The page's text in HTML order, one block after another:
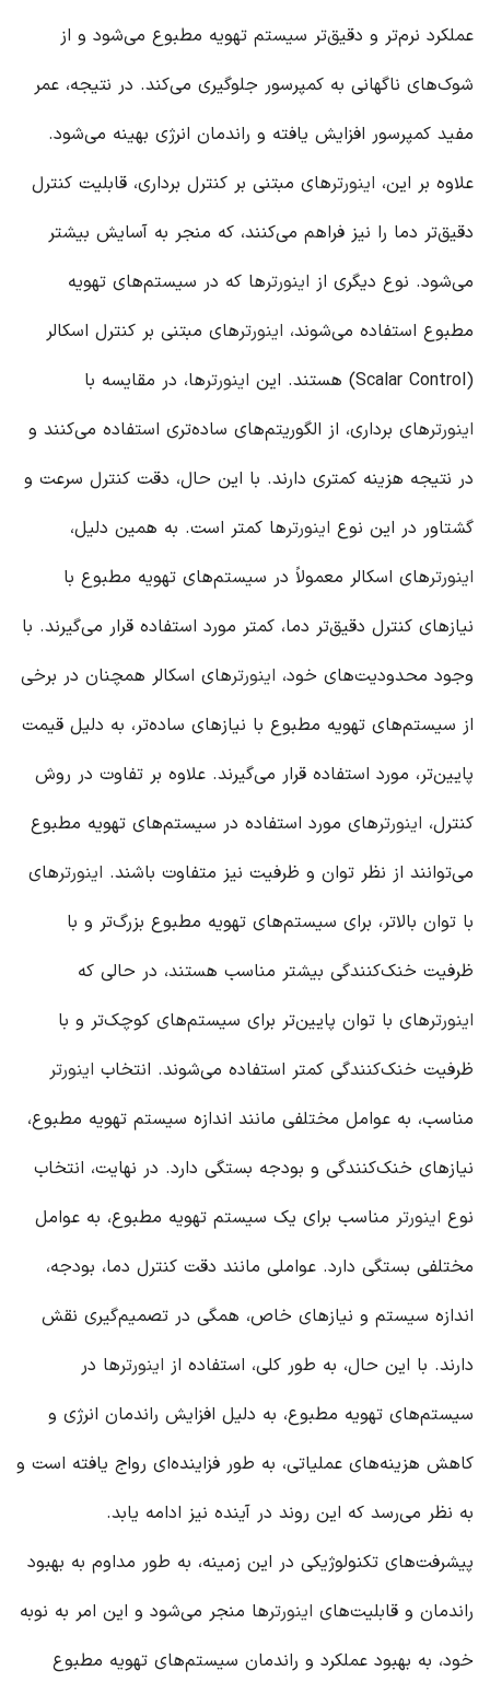
عملکرد نرم‌تر و دقیق‌تر سیستم تهویه مطبوع می‌شود و از
شوک‌های ناگهانی به کمپرسور جلوگیری می‌کند. در نتیجه، عمر
مفید کمپرسور افزایش یافته و راندمان انرژی بهینه می‌شود.
علاوه بر این، اینورترهای مبتنی بر کنترل برداری، قابلیت کنترل
دقیق‌تر دما را نیز فراهم می‌کنند، که منجر به آسایش بیشتر
می‌شود. نوع دیگری از اینورترها که در سیستم‌های تهویه
مطبوع استفاده می‌شوند، اینورترهای مبتنی بر کنترل اسکالر
(Scalar Control) هستند. این
اینورترها، در مقایسه با
اینورترهای برداری، از الگوریتم‌های ساده‌تری استفاده می‌کنند و
در نتیجه هزینه کمتری دارند. با این حال، دقت کنترل سرعت و
گشتاور در این نوع اینورترها کمتر است. به همین دلیل،
اینورترهای اسکالر معمولاً در سیستم‌های تهویه مطبوع با
نیازهای کنترل دقیق‌تر دما، کمتر مورد استفاده قرار می‌گیرند. با
وجود محدودیت‌های خود، اینورترهای اسکالر همچنان در برخی
از سیستم‌های تهویه مطبوع با نیازهای ساده‌تر، به دلیل قیمت
پایین‌تر، مورد استفاده قرار می‌گیرند. علاوه بر تفاوت در روش
کنترل، اینورترهای مورد استفاده در سیستم‌های تهویه مطبوع
می‌توانند از نظر توان و ظرفیت نیز متفاوت باشند. اینورترهای
با توان بالاتر، برای سیستم‌های تهویه مطبوع بزرگ‌تر و با
ظرفیت خنک‌کنندگی بیشتر مناسب هستند، در حالی که
اینورترهای با توان پایین‌تر برای سیستم‌های کوچک‌تر و با
ظرفیت خنک‌کنندگی کمتر استفاده می‌شوند. انتخاب اینورتر
مناسب، به عوامل مختلفی مانند اندازه سیستم تهویه مطبوع،
نیازهای خنک‌کنندگی و بودجه بستگی دارد. در نهایت، انتخاب
نوع اینورتر مناسب برای یک سیستم تهویه مطبوع، به عوامل
مختلفی بستگی دارد. عواملی مانند دقت کنترل دما، بودجه،
اندازه سیستم و نیازهای خاص، همگی در تصمیم‌گیری نقش
دارند. با این حال، به طور کلی، استفاده از اینورترها در
سیستم‌های تهویه مطبوع، به دلیل افزایش راندمان انرژی و
کاهش هزینه‌های عملیاتی، به طور فزاینده‌ای رواج یافته است و
به نظر می‌رسد که این روند در آینده نیز ادامه یابد.
پیشرفت‌های تکنولوژیکی در این زمینه، به طور مداوم به بهبود
راندمان و قابلیت‌های اینورترها منجر می‌شود و این امر به نوبه
خود، به بهبود عملکرد و راندمان سیستم‌های تهویه مطبوع